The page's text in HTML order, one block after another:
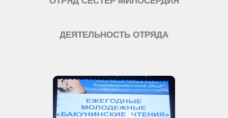
ДЕЯТЕЛЬНОСТЬ ОТРЯДА